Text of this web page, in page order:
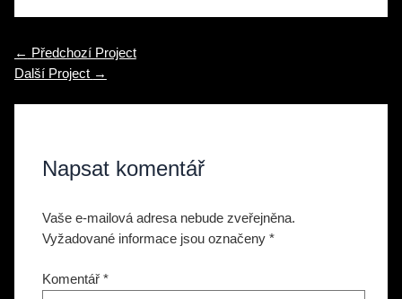
Navigace
pro
← Předchozí Project
Další Project →
Napsat komentář
Vaše e-mailová adresa nebude zveřejněna.
Vyžadované informace jsou označeny*
Komentář*